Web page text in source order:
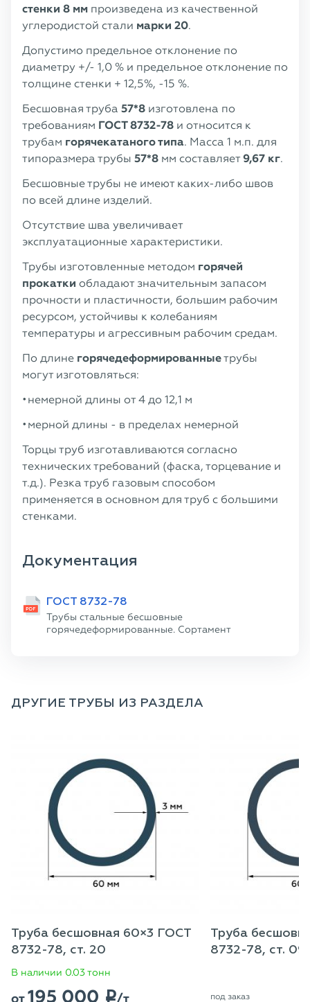
стенки 8 мм произведена из качественной
углеродистой стали марки 20.
Допустимо предельное отклонение по
диаметру +/- 1,0 % и предельное отклонение по
толщине стенки + 12,5%, -15 %.
Бесшовная труба 57*8 изготовлена по
требованиям ГОСТ 8732-78 и относится к
трубам горячекатаного типа. Масса 1 м.п. для
типоразмера трубы 57*8 мм составляет9,67 кг.
Бесшовные трубы не имеют каких-либо швов
по всей длине изделий.
Отсутствие шва увеличивает
эксплуатационные характеристики.
Трубы изготовленные методом горячей
прокатки обладают значительным запасом
прочности и пластичности, большим рабочим
ресурсом, устойчивы к колебаниям
температуры и агрессивным рабочим средам.
По длине горячедеформированныетрубы
могут изготовляться:
немерной длины от 4 до 12,1 м
мерной длины - в пределах немерной
Торцы труб изготавливаются согласно
технических требований (фаска, торцевание и
т.д.). Резка труб газовым способом
применяется в основном для труб с большими
стенками.
Документация
ГОСТ 8732-78
Трубы стальные бесшовные
горячедеформированные. Сортамент
ДРУГИЕ ТРУБЫ ИЗ РАЗДЕЛА
Труба бесшовная 60×3 ГОСТ
8732-78, ст. 20
В наличии 0.03 тонн
от195 000 p/т
Труба
8732-78, ст.
под заказ